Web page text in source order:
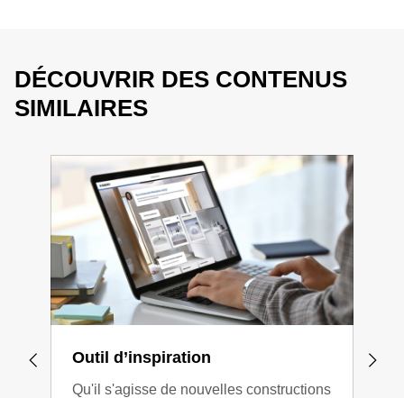
DÉCOUVRIR DES CONTENUS
SIMILAIRES
Outil d’inspiration
Qu'il s'agisse de nouvelles constructions